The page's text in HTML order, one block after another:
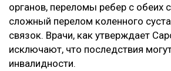
органов, переломы ребер с обеих
сложный перелом коленного
связок. Врачи, как утверждает
исключают, что последствия
инвалидности.